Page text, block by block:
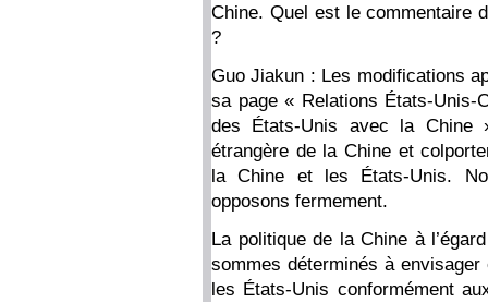
Chine. Quel est le commentaire
?
Guo Jiakun : Les modifications
sa page « Relations États-Unis-
des États-Unis avec la Chine
étrangère de la Chine et
la Chine et les États-Unis.
opposons fermement.
La politique de la Chine à
sommes déterminés à
les États-Unis conformément